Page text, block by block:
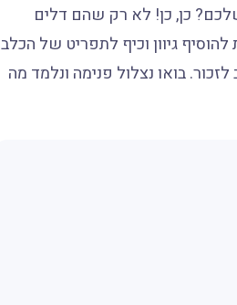
כן, כן! לא רק שהם דלים
גיוון וכיף לתפריט של הכלב
בואו נצלול פנימה ונלמד מה